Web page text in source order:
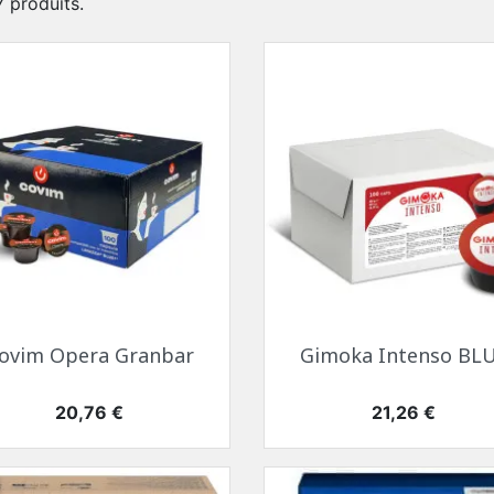
Aperçu rapide
Opera Granbar
Prix
20,76 €
 Aperçu rapide
Gimoka Intenso
Prix
21,26 €